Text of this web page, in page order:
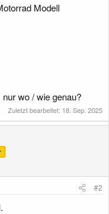
Modell
wo / wie genau?
Zuletzt bearbeitet: 18. Sep. 2025
#2